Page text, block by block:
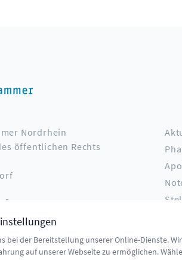
Nordrhein
öffentlichen Rechts
0
bei der Bereitstellung unserer Online-Dienste.
auf unserer Webseite zu ermöglichen.